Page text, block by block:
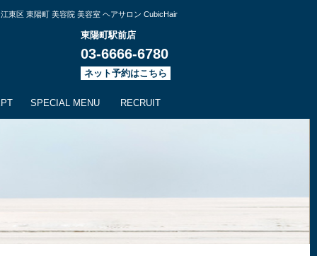
江東区 東陽町 美容院 美容室 ヘアサロン CubicHair
東陽町駅前店
03-6666-6780
ネット予約はこちら
SPECIAL MENU RECRUIT